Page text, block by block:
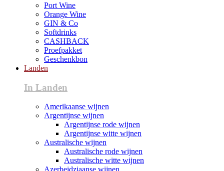
Port Wine
Orange Wine
GIN & Co
Softdrinks
CASHBACK
Proefpakket
Geschenkbon
Landen
In Landen
Amerikaanse wijnen
Argentijnse wijnen
Argentijnse rode wijnen
Argentijnse witte wijnen
Australische wijnen
Australische rode wijnen
Australische witte wijnen